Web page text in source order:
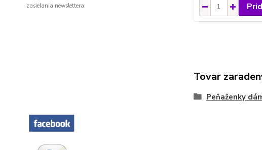
zasielania newslettera.
Tovar
Peňaženky